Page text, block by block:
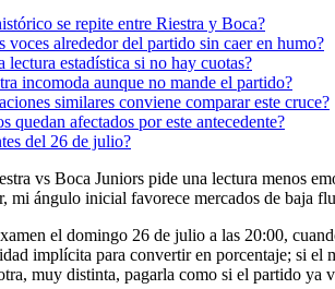
se repite entre Riestra y Boca?
voces alrededor del partido sin caer en humo?
lectura estadística si no hay cuotas?
incomoda aunque no mande el partido?
similares conviene comparar este cruce?
quedan afectados por este antecedente?
del 26 de julio?
vs Boca Juniors pide una lectura menos
mi ángulo inicial favorece mercados de baja
el domingo 26 de julio a las 20:00,
implícita para convertir en porcentaje; si el
muy distinta, pagarla como si el partido ya